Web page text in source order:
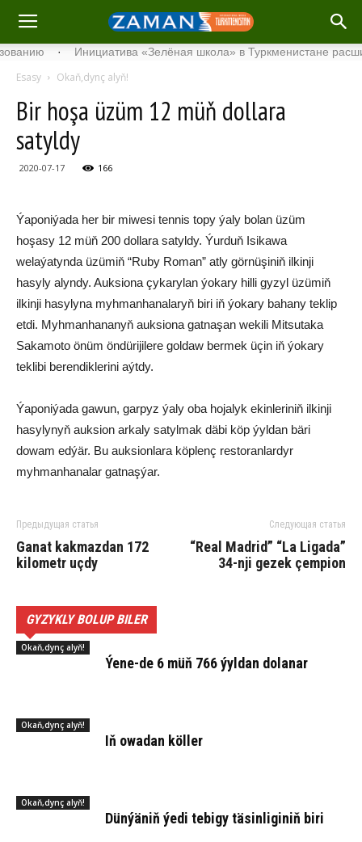
· Инициатива «Зелёная школа» в Туркменистане расширяет
Esasy Okaň,dynç alyň!
Bir hoşa üzüm 12 müň dollara
satyldy
2020-07-17 166
Ýaponiýada her bir miwesi tennis topy ýaly bolan üzüm
hoşasy 12 müň 200 dollara satyldy. Ýurduň Isikawa
welaýatynda üzümiň “Ruby Roman” atly görnüşiniň ilkinji
hasyly alyndy. Auksiona çykarylan ýokary hilli gyzyl üzümiň
ilkinji hasylyna myhmanhanalaryň biri iň ýokary bahany teklip
etdi. Myhmanhananyň auksiona gatnaşan wekili Mitsutaka
Sakamoto önüm öndürijilere goldaw bermek üçin iň ýokary
teklibi berendiklerini aýtdy.
Ýaponiýada gawun, garpyz ýaly oba hojalyk ekinleriniň ilkinji
hasylynyň auksion arkaly satylmak däbi köp ýyldan bäri
dowam edýär. Bu auksionlara köplenç restoranlardyr
myhmanhanalar gatnaşýar.
Предыдущая статья
Ganat kakmazdan 172
kilometr uçdy
Следующая статья
“Real Madrid” “La Ligada”
34-nji gezek çempion
GYZYKLY BOLUP BILER
Okaň,dynç alyň!
Ýe­ne-de 6 müň 766 ýyl­dan do­lanar
Okaň,dynç alyň!
Iň owa­dan köl­ler
Okaň,dynç alyň!
Dün­ýä­niň ýe­di te­bi­gy tä­sin­li­gi­niň bi­ri